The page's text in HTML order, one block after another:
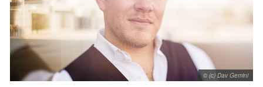
© (c) Dav Gemini